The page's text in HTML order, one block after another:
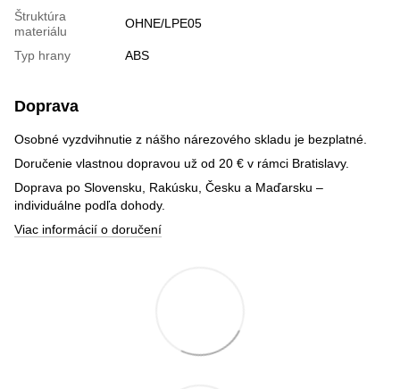
Štruktúra
materiálu
OHNE/LPE05
Typ hrany ABS
Doprava
Osobné vyzdvihnutie z nášho nárezového skladu je bezplatné.
Doručenie vlastnou dopravou už od 20 € v rámci Bratislavy.
Doprava po Slovensku, Rakúsku, Česku a Maďarsku –
individuálne podľa dohody.
Viac informácií o doručení